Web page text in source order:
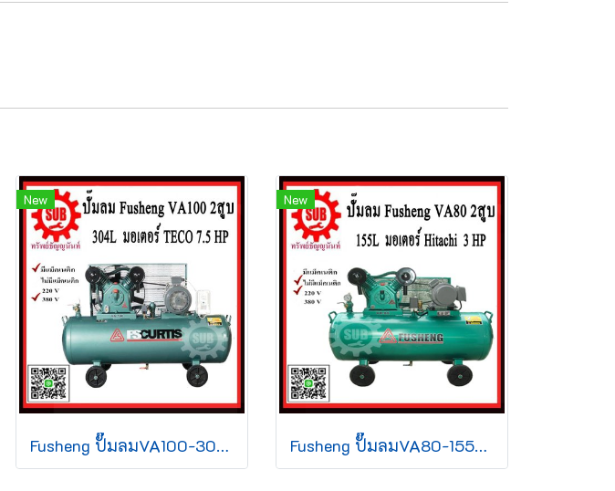
New
Fusheng ปั๊มลมVA100-304-380 +มอเตอร์ 7.5 HP 304L 2สูบ 380V ประกัน2ปี
New
Fusheng ปั๊มลมVA80-155-220 +มอเตอร์ 3 HP 155L 2สูบ 220V ประกัน2ปี